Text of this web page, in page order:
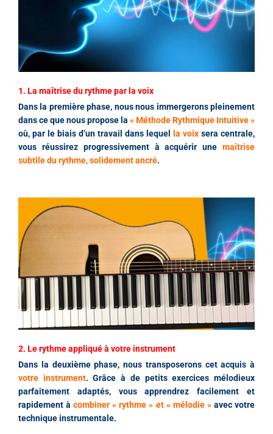
1. La maîtrise du rythme par la voix
Dans la première phase, nous nous immergerons pleinement
dans ce que nous propose la « Méthode Rythmique Intuitive »
où, par le biais d’un travail dans lequel
la voix sera centrale,
vous réussirez progressivement à acquérir une maîtrise
subtile du rythme, solidement ancré.
2. Le rythme appliqué à votre instrument
Dans la deuxième phase, nous transposerons cet acquis à
votre instrument. Grâce à de petits exercices mélodieux
parfaitement adaptés, vous apprendrez facilement et
rapidement àcombiner « rythme » et « mélodie »avec votre
technique instrumentale.